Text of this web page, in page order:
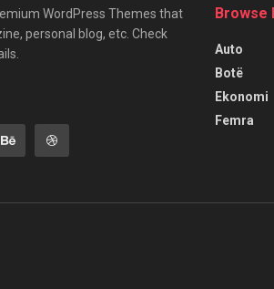
WordPress Themes that
personal blog, etc. Check
Browse
Auto
Botë
Ekonomi
Femra